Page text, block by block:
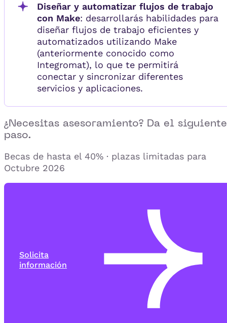
Diseñar y automatizar flujos de trabajo
con Make: desarrollarás habilidades para
diseñar flujos de trabajo eficientes y
automatizados utilizando Make
(anteriormente conocido como
Integromat), lo que te permitirá
conectar y sincronizar diferentes
servicios y aplicaciones.
¿Necesitas asesoramiento? Da el siguiente
paso.
Becas de hasta el 40% · plazas limitadas para
Octubre 2026
Solicita
información